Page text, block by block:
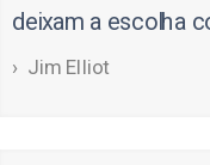
deixam a escolha
Jim Elliot